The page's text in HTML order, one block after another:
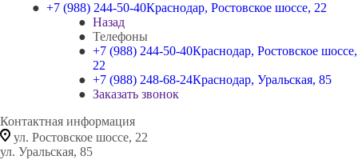
+7 (988) 244-50-40Краснодар, Ростовское шоссе, 22
Назад
Телефоны
+7 (988) 244-50-40Краснодар, Ростовское шоссе,
22
+7 (988) 248-68-24Краснодар, Уральская, 85
Заказать звонок
Контактная информация
ул. Ростовское шоссе, 22
ул. Уральская, 85